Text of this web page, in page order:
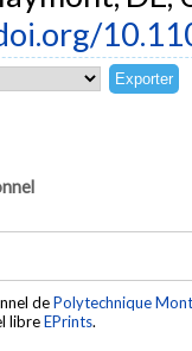
dePolytechnique
libreEPrints.